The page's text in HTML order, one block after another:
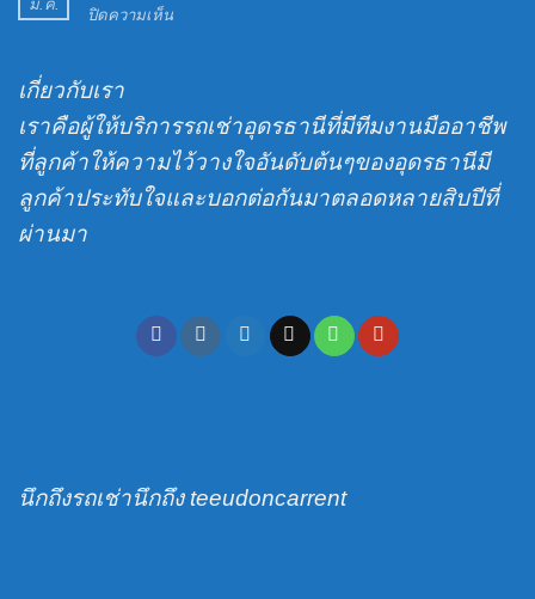
ถูก
ส่ง
สนาม
บิน
ม.ค.
ปิดความเห็นบน
เกี่ยวกับเรา
เราคือผู้ให้บริการรถเช่าอุดรธานีที่มีทีมงานมืออาชีพ
ที่ลูกค้าให้ความไว้วางใจอันดับต้นๆของอุดรธานีมี
ลูกค้าประทับใจและบอกต่อกันมาตลอดหลายสิบปีที่
ผ่านมา
นึกถึงรถเช่านึกถึง teeudoncarrent